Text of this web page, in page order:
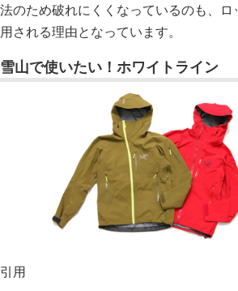
法のため破れにくくなっているのも、
用される理由となっています。
雪山で使いたい！ホワイトライン
引用